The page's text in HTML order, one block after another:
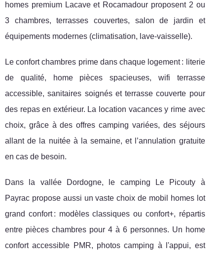
homes premium Lacave et Rocamadour proposent 2 ou
3 chambres, terrasses couvertes, salon de jardin et
équipements modernes (climatisation, lave-vaisselle).
Le confort chambres prime dans chaque logement : literie
de qualité, home pièces spacieuses, wifi terrasse
accessible, sanitaires soignés et terrasse couverte pour
des repas en extérieur. La location vacances y rime avec
choix, grâce à des offres camping variées, des séjours
allant de la nuitée à la semaine, et l’annulation gratuite
en cas de besoin.
Dans la vallée Dordogne, le camping Le Picouty à
Payrac propose aussi un vaste choix de mobil homes lot
grand confort : modèles classiques ou confort+, répartis
entre pièces chambres pour 4 à 6 personnes. Un home
confort accessible PMR, photos camping à l'appui, est